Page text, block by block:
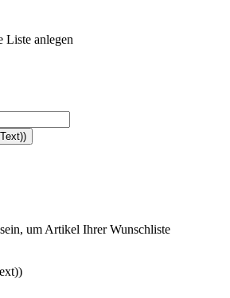
Liste anlegen
um Artikel Ihrer Wunschliste